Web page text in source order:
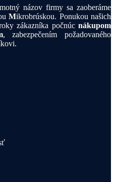
názov firmy sa zaoberáme
Mikrobrúskou. Ponukou našich
zákazníka počnúc nákupom
, zabezpečením požadovaného